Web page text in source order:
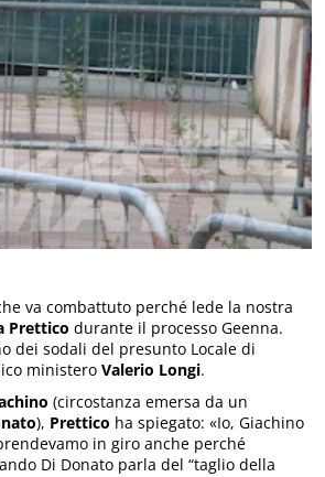
va combattuto perché lede la nostra
Prettico durante il processo Geenna.
dei sodali del presunto Locale di
ministero Valerio Longi.
(circostanza emersa da un
), Prettico ha spiegato: «Io, Giachino
in giro anche perché
Di Donato parla del “taglio della